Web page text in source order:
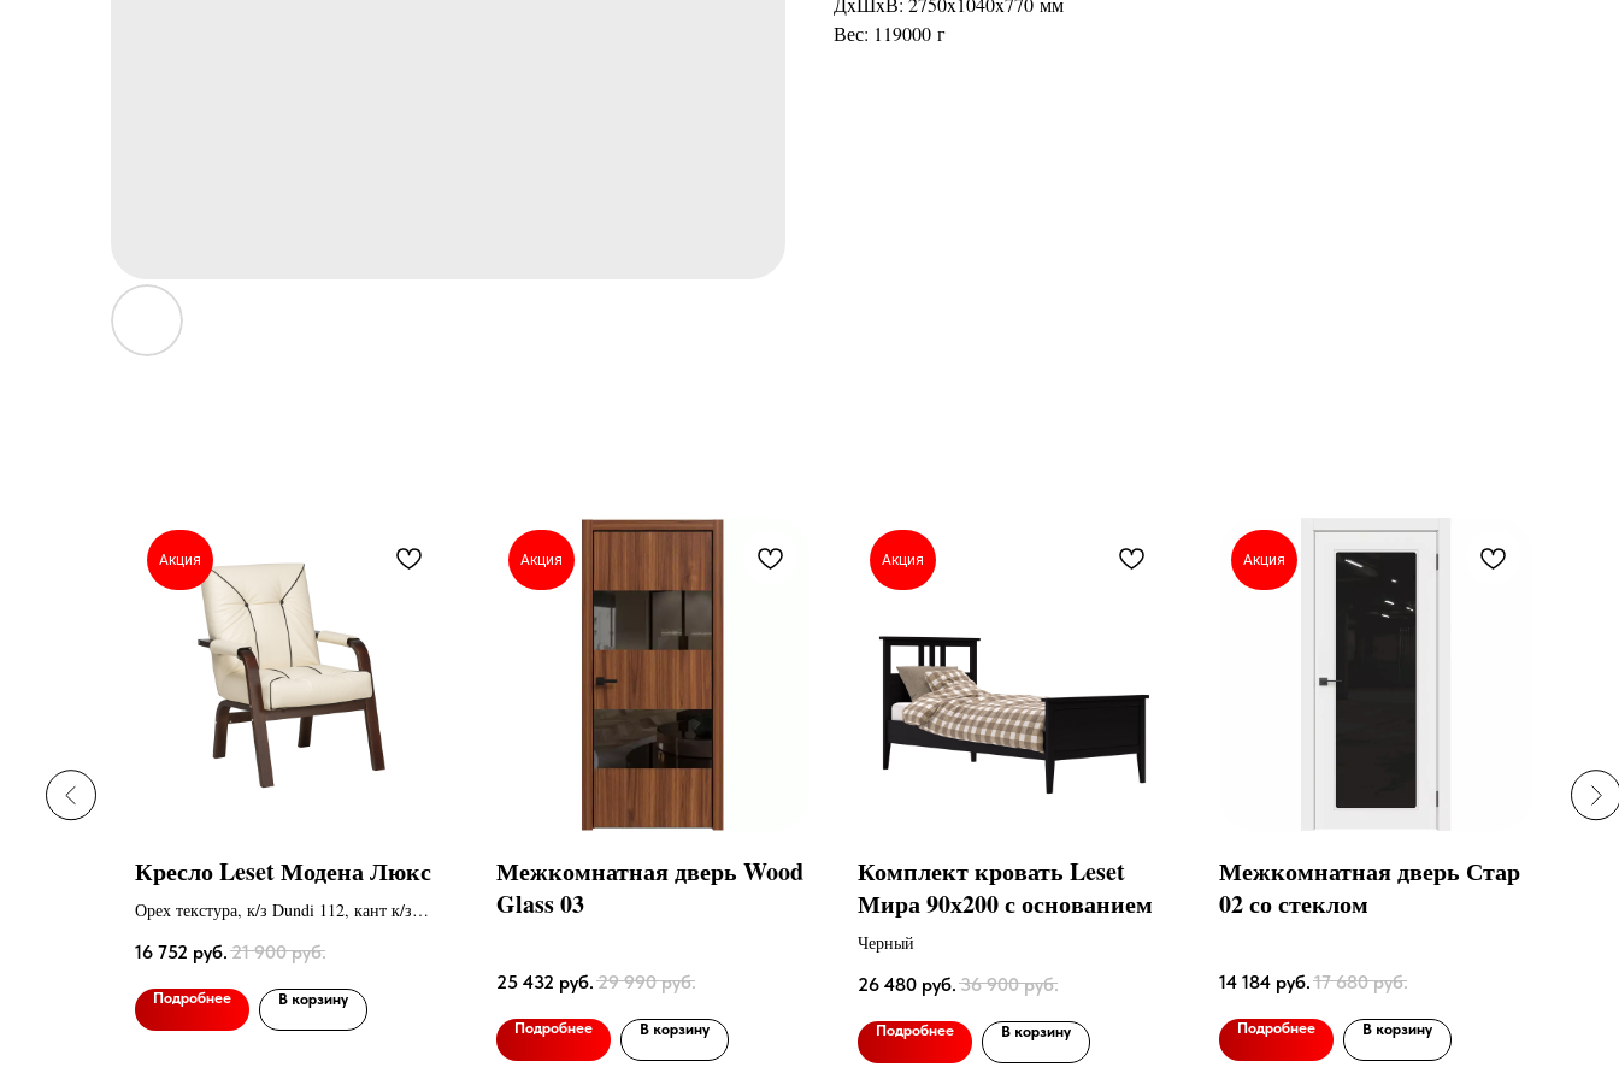
Вес: 119000 г
Акция
Кресло Leset Модена Люкс
Орех текстура, к/з Dundi 112, кант к/з
16 752 руб. 21 900 руб.
Подробнее В корзину
Акция
Межкомнатная дверь Wood
Glass 03
25 432 руб. 29 990 руб.
Подробнее В корзину
Акция
Комплект кровать Leset
Мира 90х200 с основанием
Черный
26 480 руб. 36 900 руб.
Подробнее В корзину
Акция
Межкомнатная дверь Стар
02 со стеклом
14 184 руб. 17 680 руб.
Подробнее В корзину